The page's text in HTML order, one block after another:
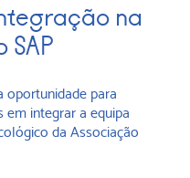
na
oportunidade para
em integrar a equipa
da Associação